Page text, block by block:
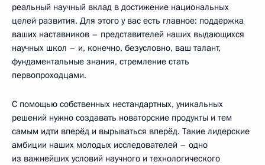
реальный научный вклад в достижение национальных
целей развития. Для этого у вас есть главное: поддержка
ваших наставников – представителей наших выдающихся
научных школ – и, конечно, безусловно, ваш талант,
фундаментальные знания, стремление стать
первопроходцами.
С помощью собственных нестандартных, уникальных
решений нужно создавать новаторские продукты и тем
самым идти вперёд и вырываться вперёд. Такие лидерские
амбиции наших молодых исследователей – одно
из важнейших условий научного и технологического